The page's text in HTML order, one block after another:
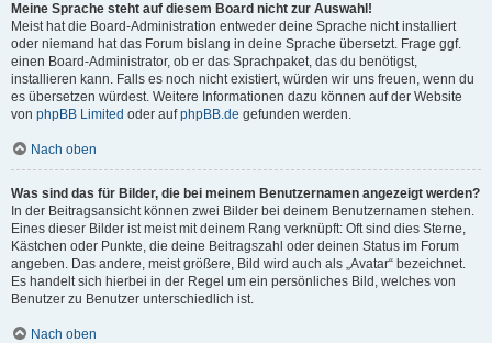
Meine Sprache steht auf diesem Board nicht zur Auswahl!
Meist hat die Board-Administration entweder deine Sprache nicht installiert
oder niemand hat das Forum bislang in deine Sprache übersetzt. Frage ggf.
einen Board-Administrator, ob er das Sprachpaket, das du benötigst,
installieren kann. Falls es noch nicht existiert, würden wir uns freuen, wenn du
es übersetzen würdest. Weitere Informationen dazu können auf der Website
von phpBB Limited oder aufphpBB.de gefunden werden.
Nach oben
Was sind das für Bilder, die bei meinem Benutzernamen angezeigt werden?
In der Beitragsansicht können zwei Bilder bei deinem Benutzernamen stehen.
Eines dieser Bilder ist meist mit deinem Rang verknüpft: Oft sind dies Sterne,
Kästchen oder Punkte, die deine Beitragszahl oder deinen Status im Forum
angeben. Das andere, meist größere, Bild wird auch als „Avatar“ bezeichnet.
Es handelt sich hierbei in der Regel um ein persönliches Bild, welches von
Benutzer zu Benutzer unterschiedlich ist.
Nach oben